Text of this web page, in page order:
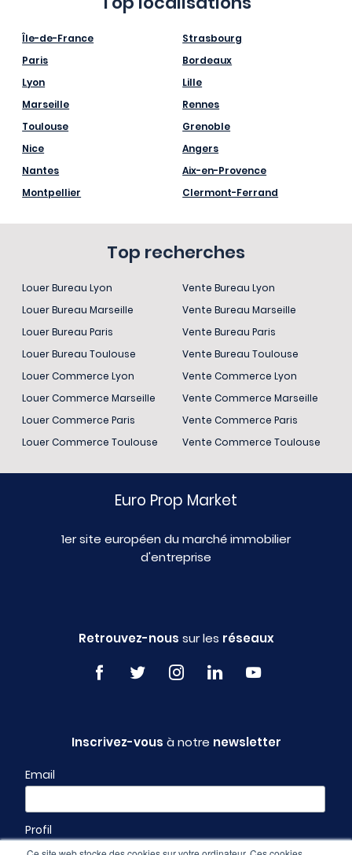
Île-de-France
Paris
Lyon
Marseille
Toulouse
Nice
Nantes
Montpellier
Strasbourg
Bordeaux
Lille
Rennes
Grenoble
Angers
Aix-en-Provence
Clermont-Ferrand
Top recherches
Louer Bureau Lyon
Louer Bureau Marseille
Louer Bureau Paris
Louer Bureau Toulouse
Louer Commerce Lyon
Louer Commerce Marseille
Louer Commerce Paris
Louer Commerce Toulouse
Vente Bureau Lyon
Vente Bureau Marseille
Vente Bureau Paris
Vente Bureau Toulouse
Vente Commerce Lyon
Vente Commerce Marseille
Vente Commerce Paris
Vente Commerce Toulouse
Euro Prop Market
1er site européen du marché immobilier
d'entreprise
Retrouvez-nous sur les réseaux
Inscrivez-vous à notre newsletter
Email
Profil